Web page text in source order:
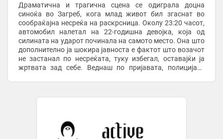
Драматична и трагична сцена се одиграла доцна
синоќа во Загреб, кога млад живот бил згаснат во
сообраќајна несреќа на раскрсница. Околу 23:20 часот,
автомобил налетал на 22-годишна девојка, која од
силината на ударот починала на самото место. Она што
дополнително ја шокира јавноста е фактот што возачот
не застанал по несреќата, туку избегал, оставајќи ја
жртвата зад себе. Веднаш по пријавата, полицијата